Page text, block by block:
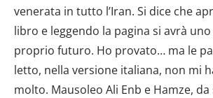
venerata in tutto l’Iran. Si dice che
libro e leggendo la pagina si avrà
proprio futuro. Ho provato… ma le
letto, nella versione italiana, non mi
molto. Mausoleo Ali Enb e Hamze, da